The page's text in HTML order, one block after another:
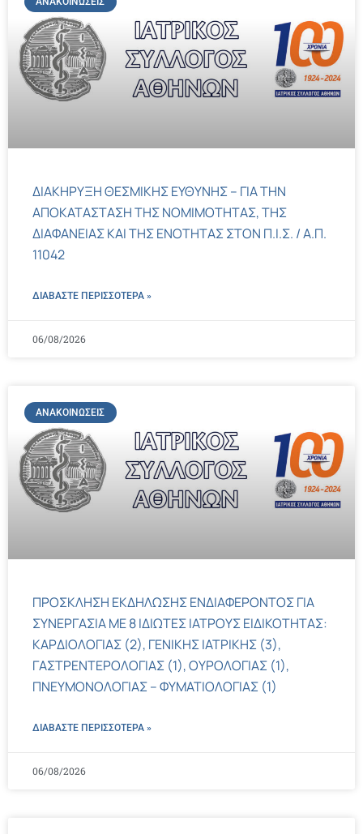
ΔΙΑΚΗΡΥΞΗ ΘΕΣΜΙΚΗΣ ΕΥΘΥΝΗΣ – ΓΙΑ ΤΗΝ
ΑΠΟΚΑΤΑΣΤΑΣΗ ΤΗΣ ΝΟΜΙΜΟΤΗΤΑΣ, ΤΗΣ
ΔΙΑΦΑΝΕΙΑΣ ΚΑΙ ΤΗΣ ΕΝΟΤΗΤΑΣ ΣΤΟΝ Π.Ι.Σ. / Α.Π.
11042
ΔΙΑΒΑΣΤΕ ΠΕΡΙΣΣΌΤΕΡΑ »
06/08/2026
ΑΝΑΚΟΙΝΏΣΕΙΣ
ΠΡΟΣΚΛΗΣΗ ΕΚΔΗΛΩΣΗΣ ΕΝΔΙΑΦΕΡΟΝΤΟΣ ΓΙΑ
ΣΥΝΕΡΓΑΣΙΑ ΜΕ 8 ΙΔΙΩΤΕΣ ΙΑΤΡΟΥΣ ΕΙΔΙΚΟΤΗΤΑΣ:
ΚΑΡΔΙΟΛΟΓΙΑΣ (2), ΓΕΝΙΚΗΣ ΙΑΤΡΙΚΗΣ (3),
ΓΑΣΤΡΕΝΤΕΡΟΛΟΓΙΑΣ (1), ΟΥΡΟΛΟΓΙΑΣ (1),
ΠΝΕΥΜΟΝΟΛΟΓΙΑΣ – ΦΥΜΑΤΙΟΛΟΓΙΑΣ (1)
ΔΙΑΒΑΣΤΕ ΠΕΡΙΣΣΌΤΕΡΑ »
06/08/2026